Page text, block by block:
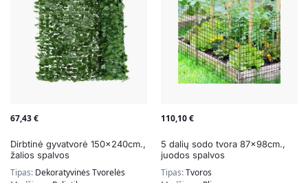
67,43€
Dirbtinė gyvatvorė 150x240cm.,
žalios spalvos
Tipas: Dekoratyvinės Tvorelės
110,10€
5 dalių sodo tvora 87x98cm.,
juodos spalvos
Tipas:Tvoros